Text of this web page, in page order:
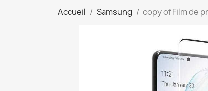
Accueil Samsung copy of Film de